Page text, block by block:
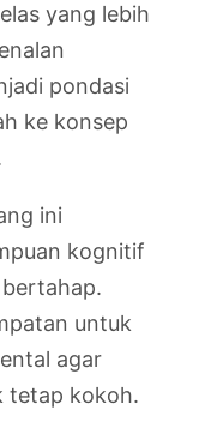
yang lebih
pondasi
ke konsep
ini
kognitif
untuk
agar
tetap kokoh.